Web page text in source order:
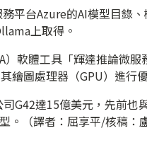
平台Azure的AI模型目錄
上取得。
）軟體工具「輝達推論微
繪圖處理器（GPU）進行
G42達15億美元，先前也
。（譯者：屈享平/核稿：